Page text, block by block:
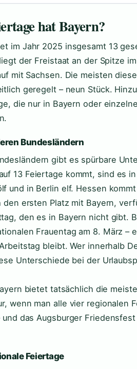
hat Bayern?
im Jahr 2025 insgesamt 13
der Freistaat an der Spitze
mit Sachsen. Die meisten
geregelt – neun Stück.
die nur in Bayern oder
Bundesländern
gibt es spürbare
13 Feiertage kommt, sind es
und in Berlin elf. Hessen
den ersten Platz mit Bayern,
den es in Bayern nicht gibt.
Frauentag am 8. März –
bleibt. Wer innerhalb
Unterschiede bei der
bietet tatsächlich die
wenn man alle vier regionalen
das Augsburger
Feiertage